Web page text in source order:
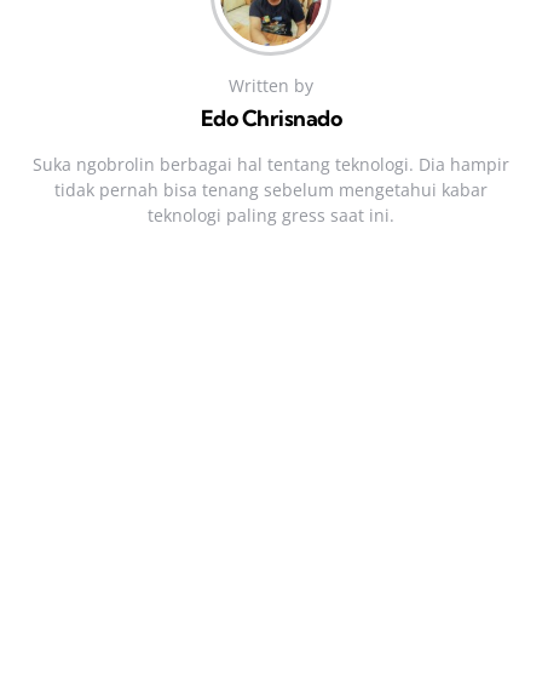
Written by
Edo Chrisnado
Suka ngobrolin berbagai hal tentang teknologi. Dia hampir
tidak pernah bisa tenang sebelum mengetahui kabar
teknologi paling gress saat ini.